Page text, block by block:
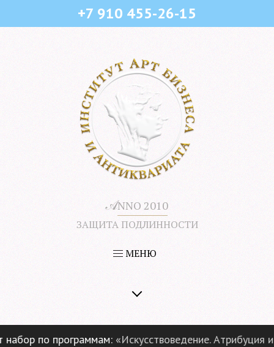
+7 910 455-26-15
𝒜NNO 2010
ЗАЩИТА ПОДЛИННОСТИ
МЕНЮ
по программам:«Искусствоведение. Атрибуция и